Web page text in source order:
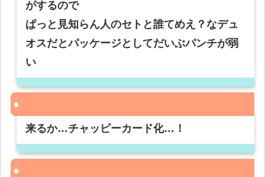
がするので
ぱっと見知らん人のセトと誰てめえ？なデュ
オスだとパッケージとしてだいぶパンチが弱
い
来るか…チャッピーカード化…！